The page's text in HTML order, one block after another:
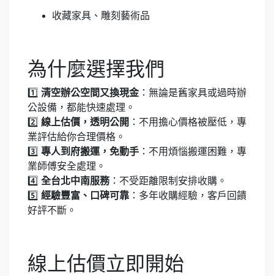
收藏家具、雕刻藝術品
為什麼選擇我們
1️⃣ 清空辦公空間又換現金：無論是舊家具或過時辦
公設備，都能快速處理。
2️⃣ 線上估價，透明公開 ：不用擔心價格被壓低，專
業評估給你合理價格。
3️⃣ 專人到府搬運，免動手 ：不用煩惱搬運困難，專
業師傅安全處理。
4️⃣ 全台北中南服務：不受距離限制安排收購。
5️⃣ 經驗豐富、口碑可靠 ：多年收購經驗，客戶回饋
好評不斷。
線上估價立即開始